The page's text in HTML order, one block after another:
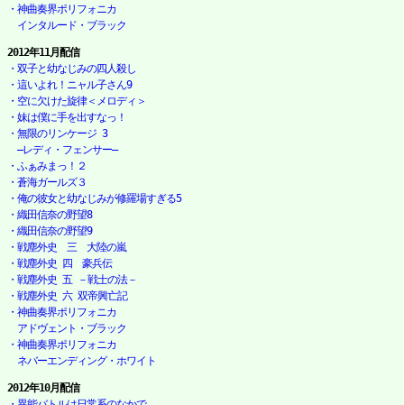
・神曲奏界ポリフォニカ
インタルード・ブラック
2012年11月配信
・双子と幼なじみの四人殺し
・這いよれ！ニャル子さん9
・空に欠けた旋律＜メロディ＞
・妹は僕に手を出すなっ！
・無限のリンケージ 3
―レディ・フェンサー―
・ふぁみまっ！２
・蒼海ガールズ３
・俺の彼女と幼なじみが修羅場すぎる5
・織田信奈の野望8
・織田信奈の野望9
・戦塵外史　三　大陸の嵐
・戦塵外史 四　豪兵伝
・戦塵外史 五 －戦士の法－
・戦塵外史 六 双帝興亡記
・神曲奏界ポリフォニカ
アドヴェント・ブラック
・神曲奏界ポリフォニカ
ネバーエンディング・ホワイト
2012年10月配信